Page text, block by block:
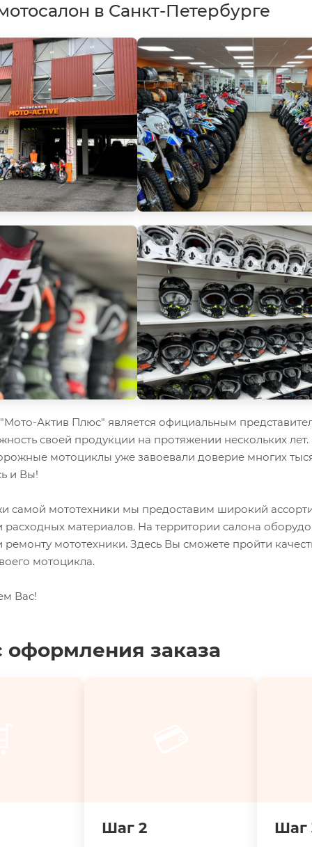
в Санкт-Петербурге
Актив Плюс" является официальным
своей продукции на протяжении нескольких
мотоциклы уже завоевали доверие многих
и Вы!
самой мототехники мы предоставим широкий
расходных материалов. На территории салона
мототехники. Здесь Вы сможете пройти
мотоцикла.
Вас!
оформления заказа
Шаг 2 Шаг